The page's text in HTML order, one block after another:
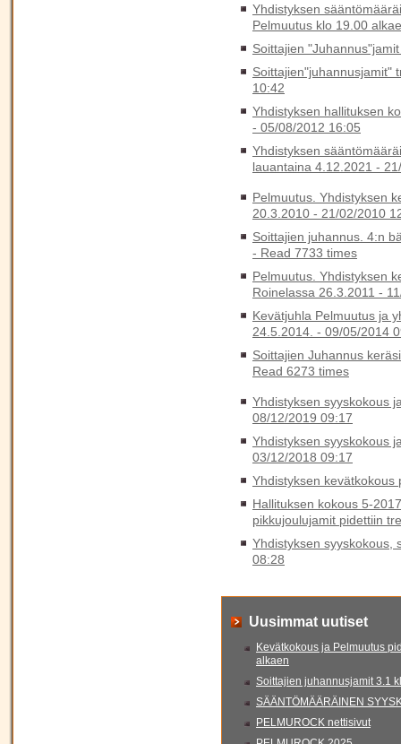
Yhdistyksen
Pelmuutus klo 19.00
Soittajien
Soittajien"juhannusjamit"
10:42
Yhdistyksen hallituksen
- 05/08/2012 16:05
Yhdistyksen
lauantaina 4.12.2021 -
Pelmuutus. Yhdistyksen
20.3.2010 - 21/02/2010
Soittajien juhannus. 4:n
- Read 7733 times
Pelmuutus. Yhdistyksen
Roinelassa 26.3.2011 -
Kevätjuhla Pelmuutus ja
24.5.2014. - 09/05/2014
Soittajien Juhannus
Read 6273 times
Yhdistyksen syyskokous
08/12/2019 09:17
Yhdistyksen syyskokous
03/12/2018 09:17
Yhdistyksen
Hallituksen kokous 5-
pikkujoulujamit pidettiin
Yhdistyksen syyskokous,
08:28
Uusimmat uutiset
Kevätkokous ja Pelmuutus
alkaen
Soittajien juhannusjamit 3.1
SÄÄNTÖMÄÄRÄINEN
PELMUROCK nettisivut